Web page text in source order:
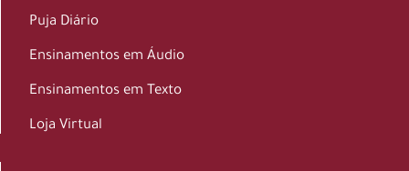
Puja Diário
Ensinamentos em Áudio
Ensinamentos em Texto
Loja Virtual